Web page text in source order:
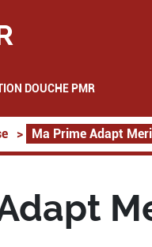
DOUCHE PMR
> Ma Prime Adapt